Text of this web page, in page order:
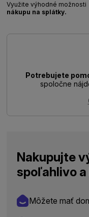
Využite výhodné možnosti
nákupu na splátky.
Potrebujete
spoločne
Nakupujte
spoľahlivo
Môžete mať